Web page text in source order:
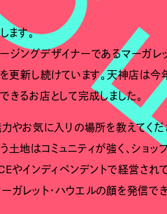
ます。
ジングデザイナーであるマーガレ
を更新し続けています。天神店は
きるお店として完成しました。
やお気に入りの場所を教えてくだ
土地はコミュニティが強く、ショ
やインディペンデントで経営され
ガレット・ハウエルの顔を発信で